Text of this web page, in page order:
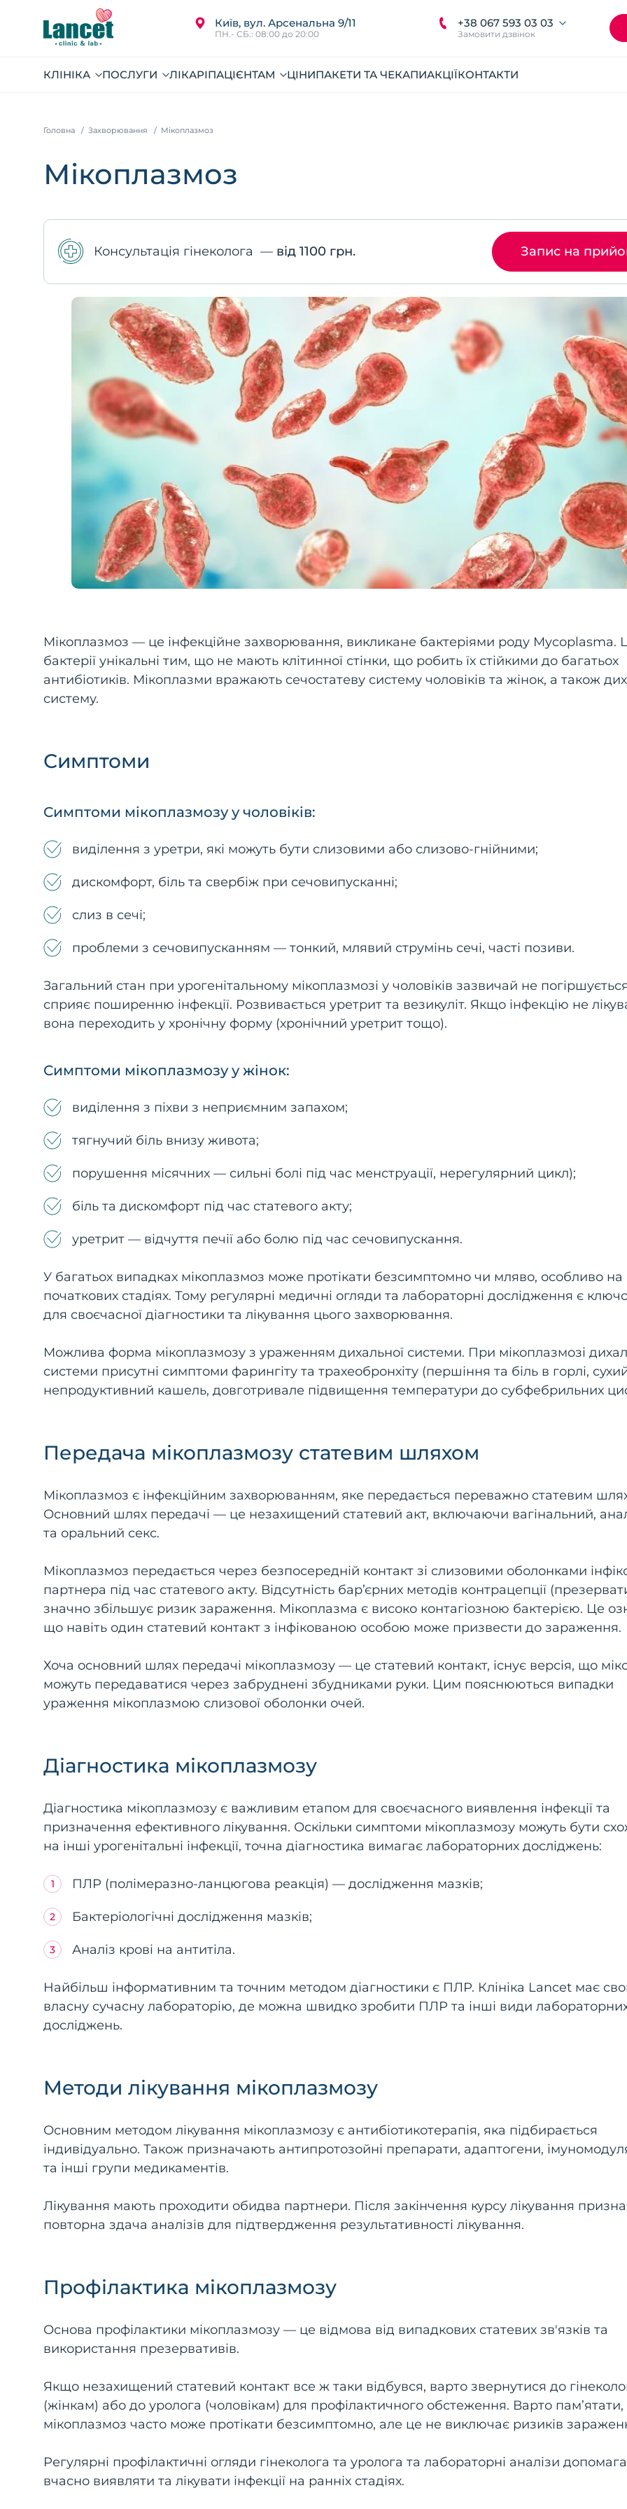
Київ, вул. Арсенальна 9/11
ПН.- СБ.: 08:00 до 20:00
+38 067 593 03 03
Замовити дзвінок
КЛІНІКА ПОСЛУГИ ЛІКАРІПАЦІЄНТАМ ЦІНИПАКЕТИ ТА ЧЕКАПИАКЦІЇКОНТАКТИ
Головна Захворювання Мікоплазмоз
Мікоплазмоз
Консультація гінеколога — від 1100 грн. Запис на
Мікоплазмоз — це інфекційне захворювання, викликане бактеріями роду Mycoplasma.
бактерії унікальні тим, що не мають клітинної стінки, що робить їх стійкими до багатьох
антибіотиків. Мікоплазми вражають сечостатеву систему чоловіків та жінок, а також
систему.
Симптоми
Симптоми мікоплазмозу у чоловіків:
виділення з уретри, які можуть бути слизовими або слизово-гнійними;
дискомфорт, біль та свербіж при сечовипусканні;
слиз в сечі;
проблеми з сечовипусканням — тонкий, млявий струмінь сечі, часті позиви.
Загальний стан при урогенітальному мікоплазмозі у чоловіків зазвичай не
сприяє поширенню інфекції. Розвивається уретрит та везикуліт. Якщо інфекцію не
вона переходить у хронічну форму (хронічний уретрит тощо).
Симптоми мікоплазмозу у жінок:
виділення з піхви з неприємним запахом;
тягнучий біль внизу живота;
порушення місячних — сильні болі під час менструації, нерегулярний цикл);
біль та дискомфорт під час статевого акту;
уретрит — відчуття печії або болю під час сечовипускання.
У багатьох випадках мікоплазмоз може протікати безсимптомно чи мляво, особливо на
початкових стадіях. Тому регулярні медичні огляди та лабораторні дослідження є
для своєчасної діагностики та лікування цього захворювання.
Можлива форма мікоплазмозу з ураженням дихальної системи. При мікоплазмозі
системи присутні симптоми фарингіту та трахеобронхіту (першіння та біль в горлі,
непродуктивний кашель, довготривале підвищення температури до субфебрильних
Передача мікоплазмозу статевим шляхом
Мікоплазмоз є інфекційним захворюванням, яке передається переважно статевим
Основний шлях передачі — це незахищений статевий акт, включаючи вагінальний,
та оральний секс.
Мікоплазмоз передається через безпосередній контакт зі слизовими оболонками
партнера під час статевого акту. Відсутність бар’єрних методів контрацепції
значно збільшує ризик зараження. Мікоплазма є високо контагіозною бактерією. Це
що навіть один статевий контакт з інфікованою особою може призвести до зараження.
Хоча основний шлях передачі мікоплазмозу — це статевий контакт, існує версія, що
можуть передаватися через забруднені збудниками руки. Цим пояснюються випадки
ураження мікоплазмою слизової оболонки очей.
Діагностика мікоплазмозу
Діагностика мікоплазмозу є важливим етапом для своєчасного виявлення інфекції та
призначення ефективного лікування. Оскільки симптоми мікоплазмозу можуть бути
на інші урогенітальні інфекції, точна діагностика вимагає лабораторних досліджень:
ПЛР (полімеразно-ланцюгова реакція) — дослідження мазків;
Бактеріологічні дослідження мазків;
Аналіз крові на антитіла.
Найбільш інформативним та точним методом діагностики є ПЛР. Клініка Lancet має
власну сучасну лабораторію, де можна швидко зробити ПЛР та інші види
досліджень.
Методи лікування мікоплазмозу
Основним методом лікування мікоплазмозу є антибіотикотерапія, яка підбирається
індивідуально. Також призначають антипротозойні препарати, адаптогени,
та інші групи медикаментів.
Лікування мають проходити обидва партнери. Після закінчення курсу лікування
повторна здача аналізів для підтвердження результативності лікування.
Профілактика мікоплазмозу
Основа профілактики мікоплазмозу — це відмова від випадкових статевих зв'язків та
використання презервативів.
Якщо незахищений статевий контакт все ж таки відбувся, варто звернутися до
(жінкам) або до уролога (чоловікам) для профілактичного обстеження. Варто
мікоплазмоз часто може протікати безсимптомно, але це не виключає ризиків
Регулярні профілактичні огляди гінеколога та уролога та лабораторні аналізи
вчасно виявляти та лікувати інфекції на ранніх стадіях.